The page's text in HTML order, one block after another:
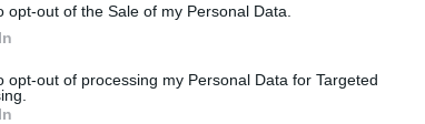
opt-out of the Sale of my Personal Data.
opt-out of processing my Personal Data for Targeted
en bicicleta
2015 | 15:27 h